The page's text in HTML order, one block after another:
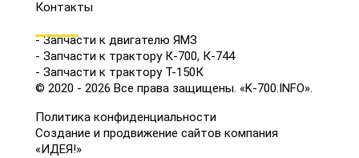
Контакты
- Запчасти к двигателю ЯМЗ
- Запчасти к трактору К-700, К-744
- Запчасти к трактору Т-150К
© 2020 - 2026 Все права защищены. «K-700.INFO».
Политика конфиденциальности
Создание и продвижение сайтов компания
«ИДЕЯ!»